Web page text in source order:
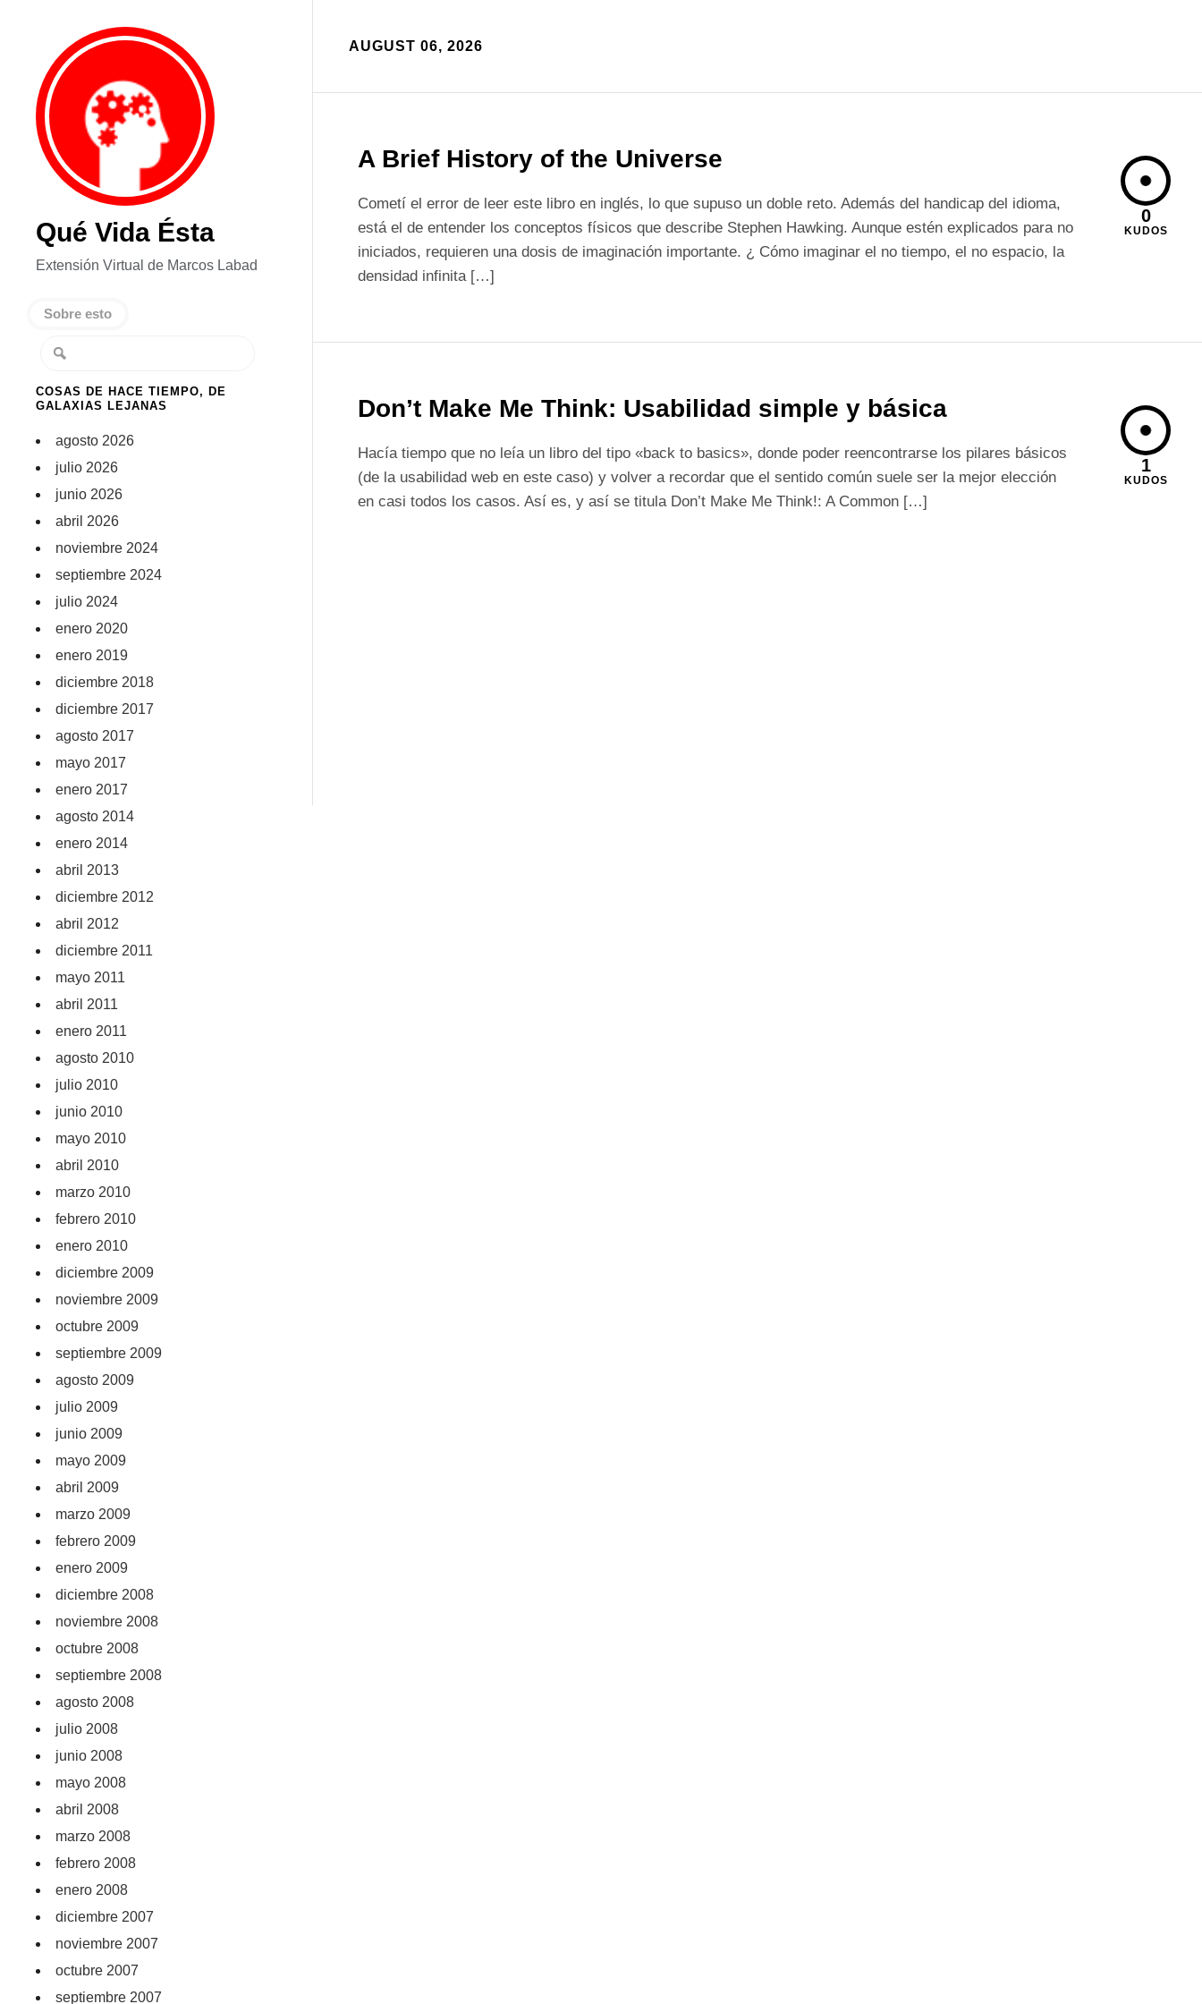
Qué Vida Ésta
Extensión Virtual de Marcos Labad
Sobre esto
COSAS DE HACE TIEMPO, DE
GALAXIAS LEJANAS
agosto 2026
julio 2026
junio 2026
abril 2026
noviembre 2024
septiembre 2024
julio 2024
enero 2020
enero 2019
diciembre 2018
diciembre 2017
agosto 2017
mayo 2017
enero 2017
agosto 2014
enero 2014
abril 2013
diciembre 2012
abril 2012
diciembre 2011
mayo 2011
abril 2011
enero 2011
agosto 2010
julio 2010
junio 2010
mayo 2010
abril 2010
marzo 2010
febrero 2010
enero 2010
diciembre 2009
noviembre 2009
octubre 2009
septiembre 2009
agosto 2009
julio 2009
junio 2009
mayo 2009
abril 2009
marzo 2009
febrero 2009
enero 2009
diciembre 2008
noviembre 2008
octubre 2008
septiembre 2008
agosto 2008
julio 2008
junio 2008
mayo 2008
abril 2008
marzo 2008
febrero 2008
enero 2008
diciembre 2007
noviembre 2007
octubre 2007
septiembre 2007
AUGUST 06, 2026
A Brief History of the Universe
Cometí el error de leer este libro en inglés, lo que supuso un doble reto. Además del handicap del idioma,
está el de entender los conceptos físicos que describe Stephen Hawking. Aunque estén explicados para no
iniciados, requieren una dosis de imaginación importante. ¿ Cómo imaginar el no tiempo, el no espacio, la
densidad infinita […]
0
KUDOS
Don’t Make Me Think: Usabilidad simple y básica
Hacía tiempo que no leía un libro del tipo «back to basics», donde poder reencontrarse los pilares básicos
(de la usabilidad web en este caso) y volver a recordar que el sentido común suele ser la mejor elección
en casi todos los casos. Así es, y así se titula Don’t Make Me Think!: A Common […]
1
KUDOS